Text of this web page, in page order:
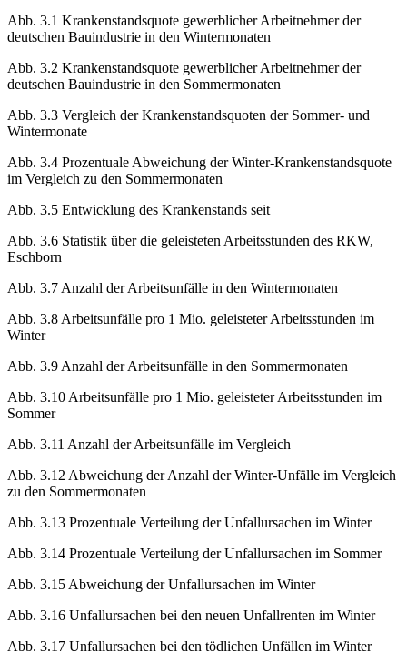
verschiedener thermischer Isolation. Nach Franger
deutschen Bauindustrie in den Wintermonaten
deutschen Bauindustrie in den Sommermonaten
Wintermonate
im Vergleich zu den Sommermonaten
Abb. 3.5 Entwicklung des Krankenstands seit
Eschborn
Abb. 3.7 Anzahl der Arbeitsunfälle in den Wintermonaten
Winter
Abb. 3.9 Anzahl der Arbeitsunfälle in den Sommermonaten
Sommer
Abb. 3.11 Anzahl der Arbeitsunfälle im Vergleich
zu den Sommermonaten
Abb. 3.13 Prozentuale Verteilung der Unfallursachen im Winter
Abb. 3.14 Prozentuale Verteilung der Unfallursachen im Sommer
Abb. 3.15 Abweichung der Unfallursachen im Winter
Abb. 3.16 Unfallursachen bei den neuen Unfallrenten im Winter